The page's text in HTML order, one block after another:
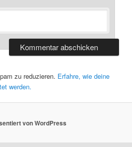
zu reduzieren. Erfahre, wie deine
werden.
von WordPress